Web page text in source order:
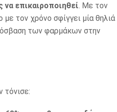
επικαιροποιηθεί. Με τον
τον χρόνο σφίγγει μία θηλιά
των φαρμάκων στην
τόνισε: